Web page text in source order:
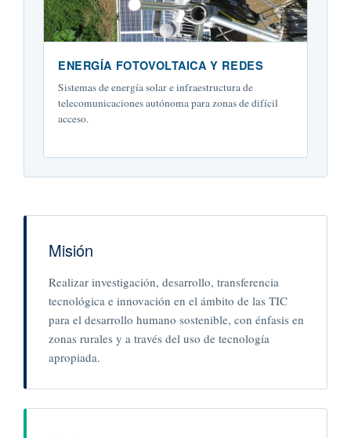
ENERGÍA FOTOVOLTAICA Y REDES
Sistemas de energía solar e infraestructura de
telecomunicaciones autónoma para zonas de difícil
acceso.
Misión
Realizar investigación, desarrollo, transferencia
tecnológica e innovación en el ámbito de las TIC
para el desarrollo humano sostenible, con énfasis en
zonas rurales y a través del uso de tecnología
apropiada.